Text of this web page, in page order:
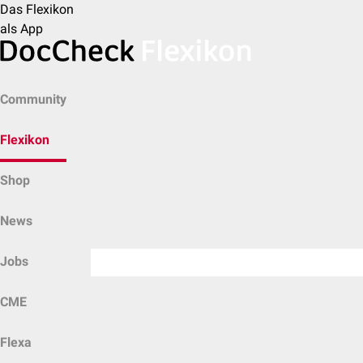
Das Flexikon
als App
Community
Flexikon
Shop
News
Jobs
CME
Flexa